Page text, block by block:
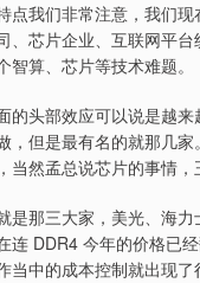
点我们非常注意，我们
、芯片企业、互联网平
智算、芯片等技术难题。
的头部效应可以说是越
，但是最有名的就那几
当然孟总说芯片的事情，
是那三大家，美光、海
连 DDR4 今年的价格已
当中的成本控制就出现了